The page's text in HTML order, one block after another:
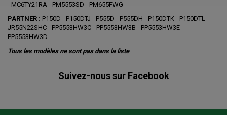
- MC6TY21RA - PM5553SD - PM655FWG
PARTNER : P150D - P150DTJ - P555D - P555DH - P150DTK - P150DTL -
JR55N22SHC - PP5553HW3C - PP5553HW3B - PP5553HW3E -
PP5553HW3D
Tous les modèles ne sont pas dans la liste
Suivez-nous sur Facebook